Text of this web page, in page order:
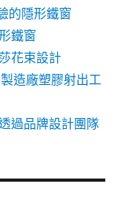
的隱形鐵窗
鐵窗
花束設計
造廠塑膠射出工
過品牌設計團隊